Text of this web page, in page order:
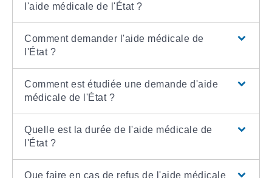
l'aide médicale de l'État ?
Comment demander l'aide médicale de
l'État ?
Comment est étudiée une demande d'aide
médicale de l'État ?
Quelle est la durée de l'aide médicale de
l'État ?
Que faire en cas de refus de l'aide médicale